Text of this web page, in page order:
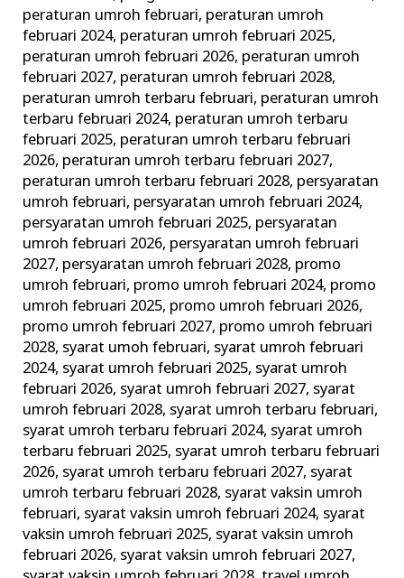
peraturan umroh februari, peraturan umroh
februari 2024, peraturan umroh februari 2025,
peraturan umroh februari 2026, peraturan umroh
februari 2027, peraturan umroh februari 2028,
peraturan umroh terbaru februari, peraturan umroh
terbaru februari 2024, peraturan umroh terbaru
februari 2025, peraturan umroh terbaru februari
2026, peraturan umroh terbaru februari 2027,
peraturan umroh terbaru februari 2028, persyaratan
umroh februari, persyaratan umroh februari 2024,
persyaratan umroh februari 2025, persyaratan
umroh februari 2026, persyaratan umroh februari
2027, persyaratan umroh februari 2028, promo
umroh februari, promo umroh februari 2024, promo
umroh februari 2025, promo umroh februari 2026,
promo umroh februari 2027, promo umroh februari
2028, syarat umoh februari, syarat umroh februari
2024, syarat umroh februari 2025, syarat umroh
februari 2026, syarat umroh februari 2027, syarat
umroh februari 2028, syarat umroh terbaru februari,
syarat umroh terbaru februari 2024, syarat umroh
terbaru februari 2025, syarat umroh terbaru februari
2026, syarat umroh terbaru februari 2027, syarat
umroh terbaru februari 2028, syarat vaksin umroh
februari, syarat vaksin umroh februari 2024, syarat
vaksin umroh februari 2025, syarat vaksin umroh
februari 2026, syarat vaksin umroh februari 2027,